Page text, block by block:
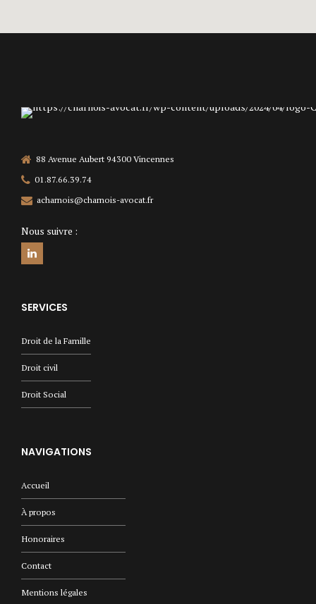
88 Avenue Aubert 94300 Vincennes
01.87.66.39.74
acharnois@charnois-avocat.fr
Nous suivre :
SERVICES
Droit de la Famille
Droit civil
Droit Social
NAVIGATIONS
Accueil
À propos
Honoraires
Contact
Mentions légales